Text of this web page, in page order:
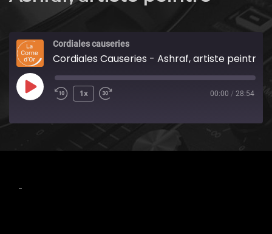
Cordiales causeries
Cordiales Causeries - Ashraf, artiste peintre
Play
1x 00:00 / 28:54
-